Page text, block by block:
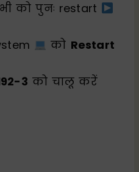
को पुनः restart
को Restart
3 को चालू करें